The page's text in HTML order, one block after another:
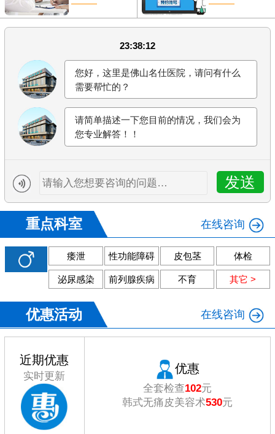
23:38:12
您好，这里是佛山名仕医院，请问有什么
需要帮忙的？
请简单描述一下您目前的情况，我们会为
您专业解答！！
发送
重点科室 在线咨询
痿泄 性功能障碍 皮包茎 体检
泌尿感染 前列腺疾病 不育 其它 >
优惠活动 在线咨询
近期优惠
实时更新
优惠
全套检查102元
韩式无痛皮美容术530元